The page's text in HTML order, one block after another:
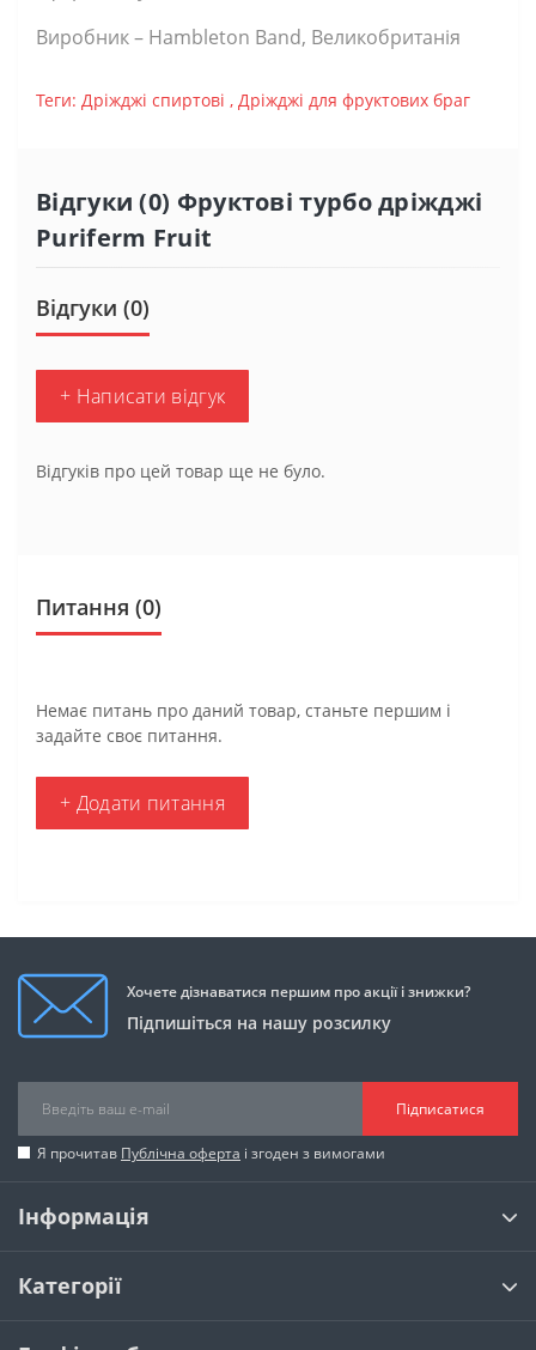
Виробник – Hambleton Band, Великобританія
Теги: Дріжджі спиртові , Дріжджі для фруктових браг
Відгуки (0) Фруктові турбо дріжджі
Puriferm Fruit
Відгуки (0)
+ Написати відгук
Відгуків про цей товар ще не було.
Питання (0)
Немає питань про даний товар, станьте першим і
задайте своє питання.
+ Додати питання
Хочете дізнаватися першим про акції і знижки?
Підпишіться на нашу розсилку
Підписатися
Я прочитав Публічна оферта і згоден з вимогами
Інформація
Категорії